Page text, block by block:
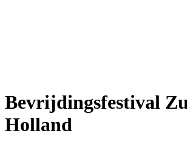
Bevrijdingsfestival
Holland